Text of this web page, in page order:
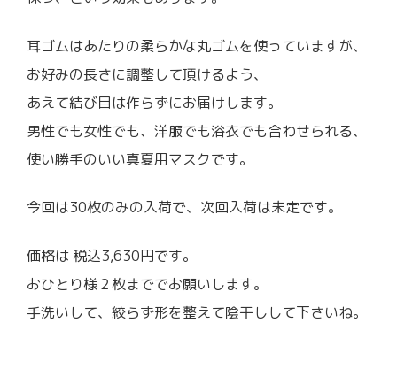
耳ゴムはあたりの柔らかな丸ゴムを使っていますが、
お好みの長さに調整して頂けるよう、
あえて結び目は作らずにお届けします。
男性でも女性でも、洋服でも浴衣でも合わせられる、
使い勝手のいい真夏用マスクです。
今回は30枚のみの入荷で、次回入荷は未定です。
価格は 税込3,630円です。
おひとり様２枚まででお願いします。
手洗いして、絞らず形を整えて陰干しして下さいね。